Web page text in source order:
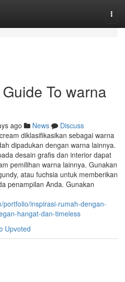
To warna
ago News
Discuss
diklasifikasikan sebagai warna
dipadukan dengan warna lainnya.
desain grafis dan interior dapat
pemilihan warna lainnya. Gunakan
atau fuchsia untuk memberikan
penampilan Anda. Gunakan
portfolio/inspirasi-rumah-dengan-
hangat-dan-timeless
Upvoted